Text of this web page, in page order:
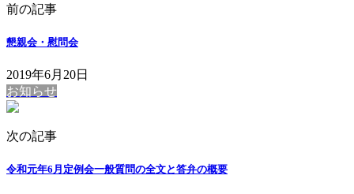
前の記事
懇親会・慰問会
2019年6月20日
お知らせ
次の記事
令和元年6月定例会一般質問の全文と答弁の概要